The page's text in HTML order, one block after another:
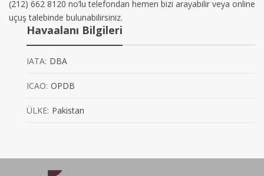
(212) 662 8120 no’lu telefondan hemen bizi arayabilir veya online
uçuş talebinde bulunabilirsiniz.
Havaalanı Bilgileri
IATA: DBA
ICAO: OPDB
ÜLKE: Pakistan